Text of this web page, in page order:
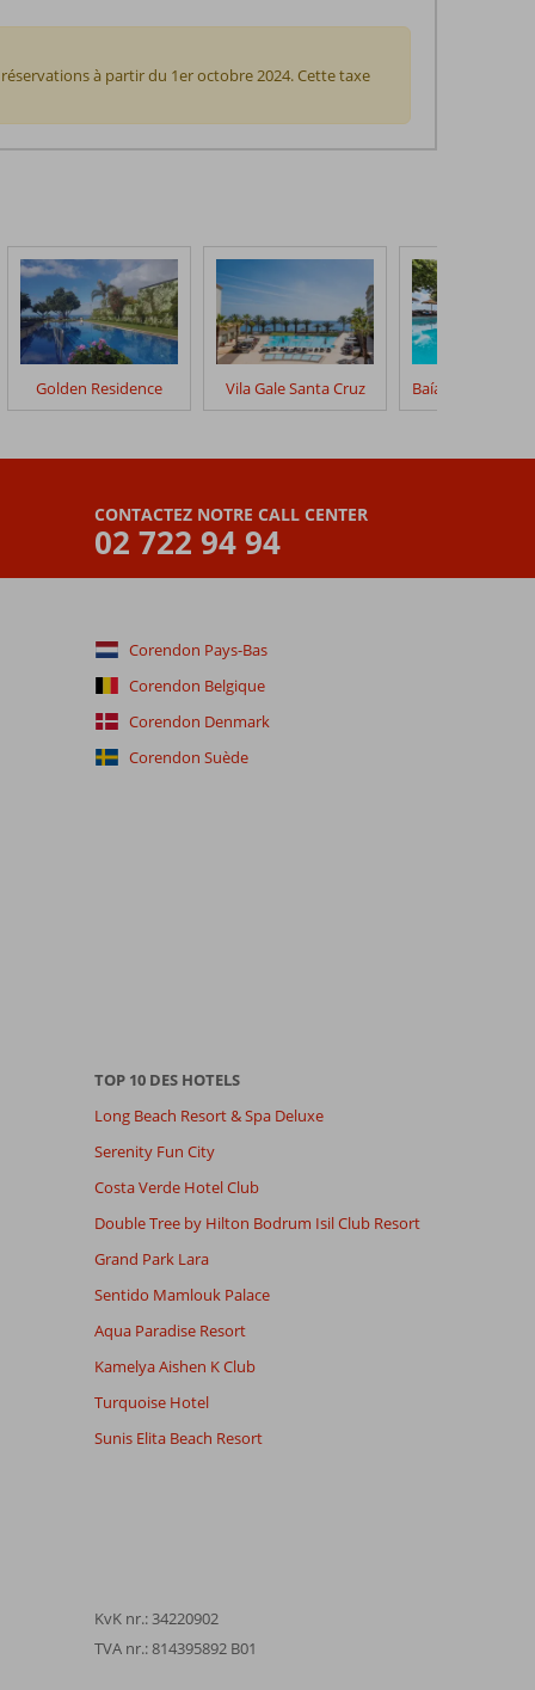
à partir du 1er octobre 2024. Cette taxe
Golden Residence Vila Gale Santa Cruz
CONTACTEZ NOTRE CALL CENTER
02 722 94 94
Corendon Pays-Bas
Corendon Belgique
Corendon Denmark
Corendon Suède
TOP 10 DES HOTELS
Long Beach Resort & Spa Deluxe
Serenity Fun City
Costa Verde Hotel Club
Double Tree by Hilton Bodrum Isil Club Resort
Grand Park Lara
Sentido Mamlouk Palace
Aqua Paradise Resort
Kamelya Aishen K Club
Turquoise Hotel
Sunis Elita Beach Resort
KvK nr.: 34220902
TVA nr.: 814395892 B01